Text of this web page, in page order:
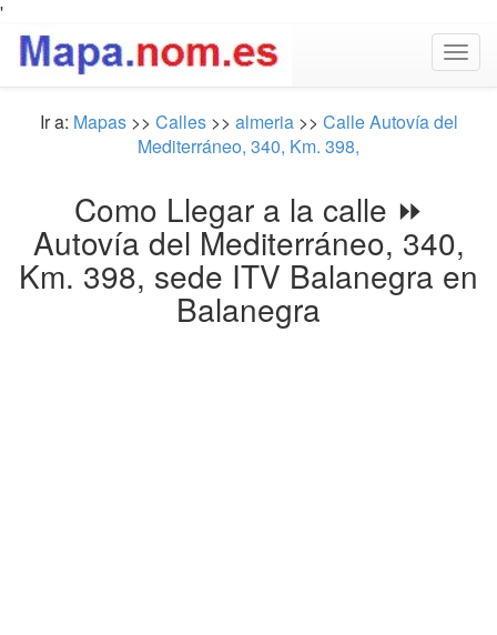
'
Ir a: Mapas >> Calles >> almeria >> Calle Autovía del
Mediterráneo, 340, Km. 398,
Como Llegar a la calle ⏩
Autovía del Mediterráneo, 340,
Km. 398, sede ITV Balanegra en
Balanegra